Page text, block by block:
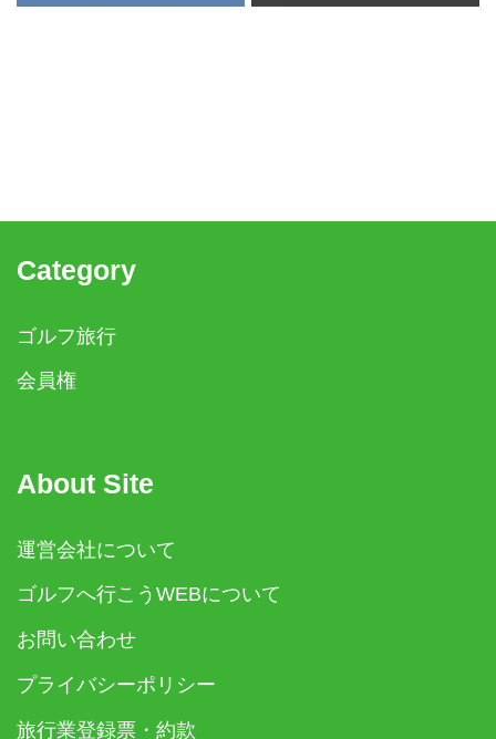
Category
ゴルフ旅行
会員権
About Site
運営会社について
ゴルフへ行こうWEBについて
お問い合わせ
プライバシーポリシー
旅行業登録票・約款